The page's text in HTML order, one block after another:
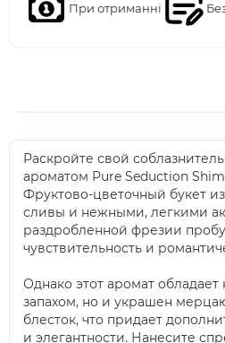
При отриманні
Раскройте свой
ароматом Pure Seduction
Фруктово-цветочный букет
сливы и нежными, легкими
раздробленной фрезии
чувствительность и
Однако этот аромат
запахом, но и украшен
блесток, что придает
и элегантности. Нанесите